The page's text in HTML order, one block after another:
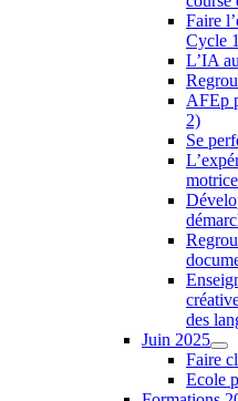
Faire
Cycle 1
L’IA
AFEp
2)
Se
des
Juin 2025
Faire
Ecole